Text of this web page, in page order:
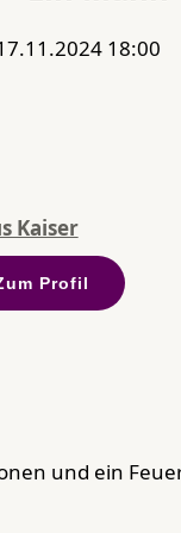
18:00
Kaiser
Profil
und ein